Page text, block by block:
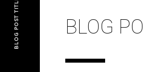
BLOG
BLOG POST TITLE1